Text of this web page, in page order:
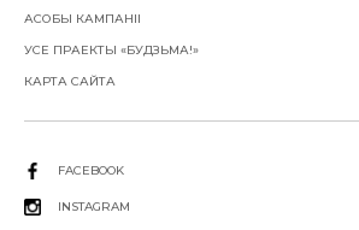
АСОБЫ КАМПАНІІ
УСЕ ПРАЕКТЫ «БУДЗЬМА!»
КАРТА САЙТА
FACEBOOK
INSTAGRAM